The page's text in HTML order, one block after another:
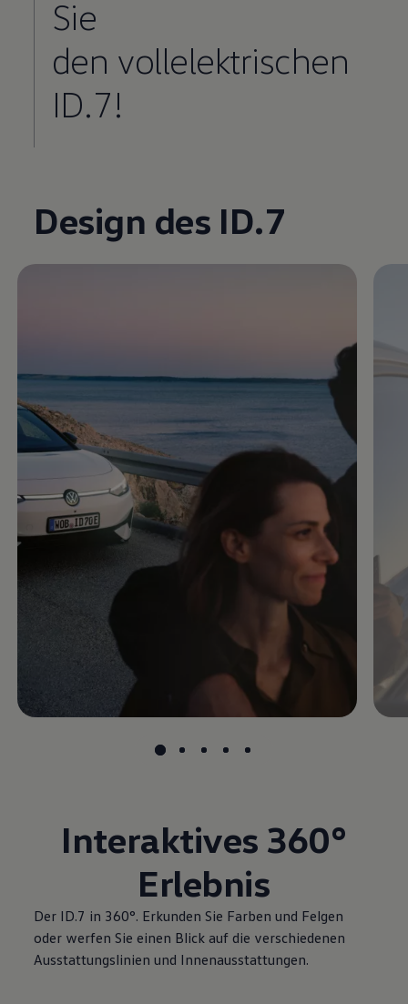
Sie
den vollelektrischen
ID.7!
Enable fullscreen mode
Design des ID.7
Interaktives 360°
Erlebnis
Der ID.7 in 360°. Erkunden Sie Farben und Felgen
oder werfen Sie einen Blick auf die verschiedenen
Ausstattungslinien und Innenausstattungen.